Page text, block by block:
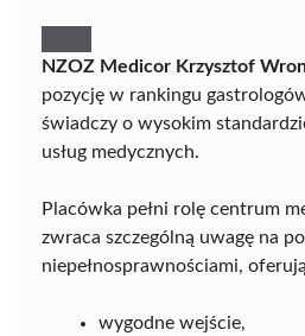
NZOZ Medicor Krzysztof
pozycję w rankingu
świadczy o wysokim
usług medycznych.
Placówka pełni rolę centrum
zwraca szczególną uwagę na
niepełnosprawnościami,
wygodne wejście,